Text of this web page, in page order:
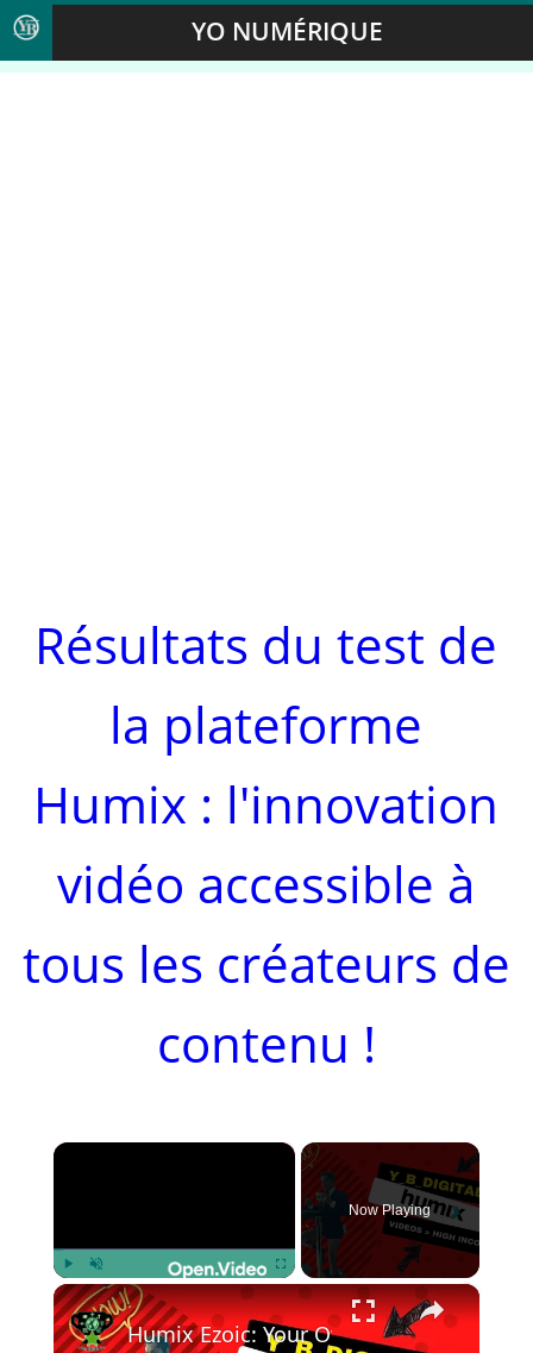
YO NUMÉRIQUE
Résultats du test de
la plateforme
Humix : l'innovation
vidéo accessible à
tous les créateurs de
contenu !
×
Play Unmute Fullscreen
Now Playing
×
Humix Ezoic: Your Own Video Platform